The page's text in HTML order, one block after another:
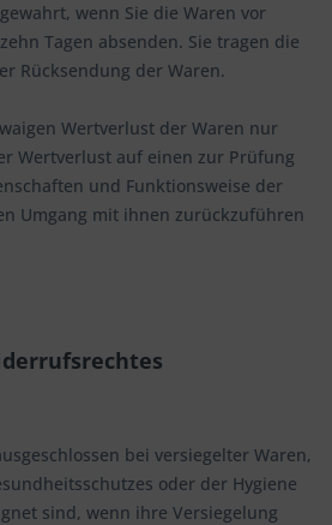
wenn Sie die Waren vor
Tagen absenden. Sie tragen die
Rücksendung der Waren.
Wertverlust der Waren nur
Wertverlust auf einen zur Prüfung
und Funktionsweise der
Umgang mit ihnen zurückzuführen
bei versiegelter Waren,
oder der Hygiene
sind, wenn ihre Versiegelung